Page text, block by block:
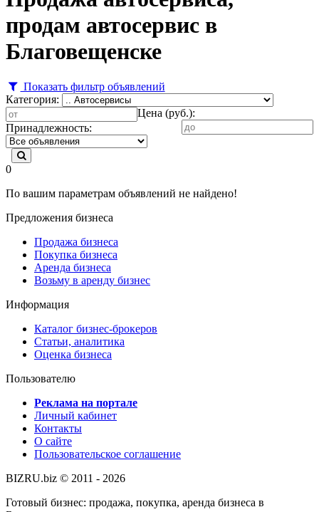
продам автосервис в
Благовещенске
Показать фильтр объявлений
Категория:
Цена (руб.):
Принадлежность:
0
По вашим параметрам объявлений не найдено!
Предложения бизнеса
Продажа бизнеса
Покупка бизнеса
Аренда бизнеса
Возьму в аренду бизнес
Информация
Каталог бизнес-брокеров
Статьи, аналитика
Оценка бизнеса
Пользователю
Реклама на портале
Личный кабинет
Контакты
О сайте
Пользовательское соглашение
BIZRU.biz © 2011 - 2026
Готовый бизнес: продажа, покупка, аренда бизнеса в